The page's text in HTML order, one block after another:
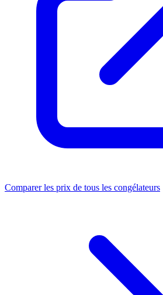
Comparer les prix de tous les congélateurs